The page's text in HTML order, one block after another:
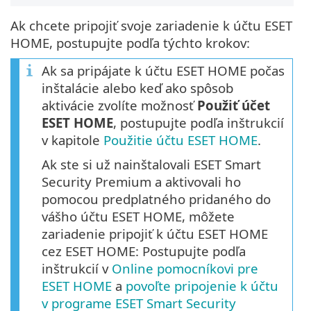
Ak chcete pripojiť svoje zariadenie k účtu ESET
HOME, postupujte podľa týchto krokov:
Ak sa pripájate k účtu ESET HOME počas
inštalácie alebo keď ako spôsob
aktivácie zvolíte možnosťPoužiť účet
ESET HOME, postupujte podľa inštrukcií
v kapitole Použitie účtu ESET HOME.
Ak ste si už nainštalovali ESET Smart
Security Premium a aktivovali ho
pomocou predplatného pridaného do
vášho účtu ESET HOME, môžete
zariadenie pripojiť k účtu ESET HOME
cez ESET HOME: Postupujte podľa
inštrukcií v Online pomocníkovi pre
ESET HOME a povoľte pripojenie k účtu
v programe ESET Smart Security